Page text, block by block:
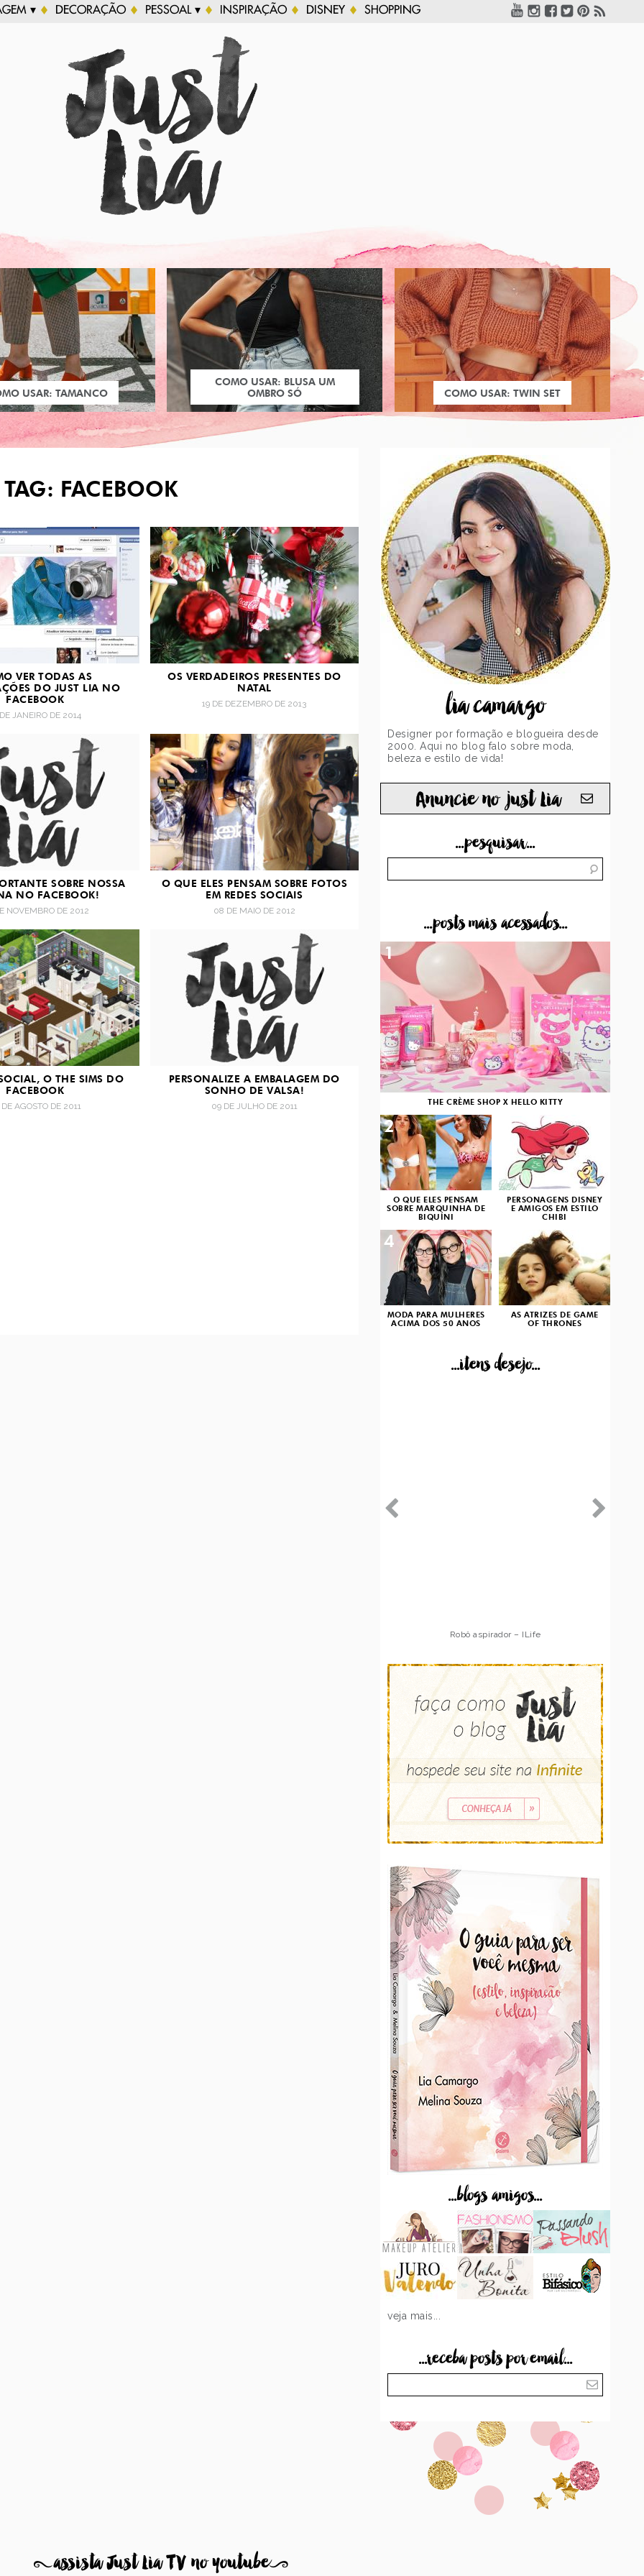
▾ DECORAÇÃO PESSOAL ▾ INSPIRAÇÃO DISNEY SHOPPING
USAR: TAMANCO
COMO USAR: BLUSA UM
OMBRO SÓ
COMO USAR: TWIN SET
TAG: FACEBOOK
VER TODAS AS
DO JUST LIA NO
FACEBOOK
JANEIRO DE 2014
OS VERDADEIROS PRESENTES DO
NATAL
19 DE DEZEMBRO DE 2013
SOBRE NOSSA
NO FACEBOOK!
NOVEMBRO DE 2012
O QUE ELES PENSAM SOBRE FOTOS
EM REDES SOCIAIS
08 DE MAIO DE 2012
O THE SIMS DO
FACEBOOK
AGOSTO DE 2011
PERSONALIZE A EMBALAGEM DO
SONHO DE VALSA!
09 DE JULHO DE 2011
lia camargo
Designer por formação e blogueira desde
2000. Aqui no blog falo sobre moda,
beleza e estilo de vida!
Anuncie no just Lia
...pesquisar...
...posts mais acessados...
THE CRÈME SHOP X HELLO KITTY
1
O QUE ELES PENSAM
SOBRE MARQUINHA DE
BIQUÍNI
2
PERSONAGENS DISNEY
E AMIGOS EM ESTILO
CHIBI
3
MODA PARA MULHERES
ACIMA DOS 50 ANOS
4
AS ATRIZES DE GAME
OF THRONES
...itens desejo...
Robô aspirador – ILife
...blogs amigos...
veja mais...
...receba posts por email...
8assista Just Lia TV no youtube9